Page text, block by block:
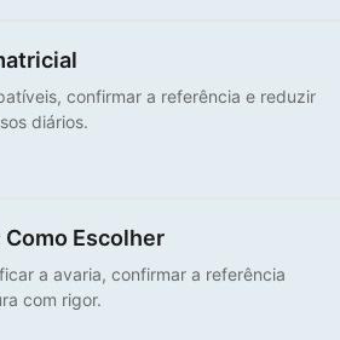
confirmar a referência e reduzir
diários.
Como Escolher
a avaria, confirmar a referência
com rigor.